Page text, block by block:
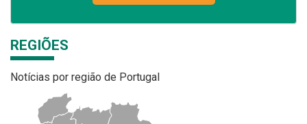
REGIÕES
Notícias por região de Portugal